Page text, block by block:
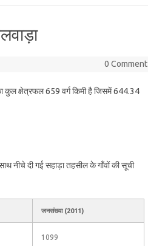
0 Comment
कुल क्षेत्रफल 659 वर्ग किमी है जिसमें 644.34
नीचे दी गई सहाड़ा तहसील के गाँवों की सूची
जनसंख्या (2011)
1099